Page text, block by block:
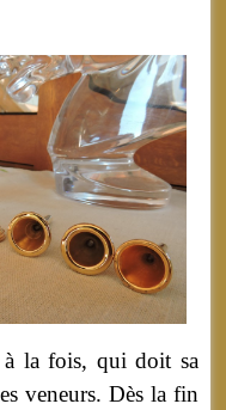
à la fois, qui doit sa
veneurs. Dès la fin